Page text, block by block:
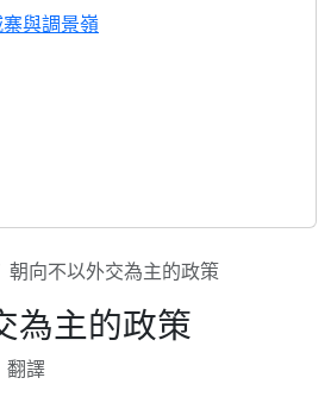
與調景嶺
朝向不以外交為主的政策
為主的政策
譯